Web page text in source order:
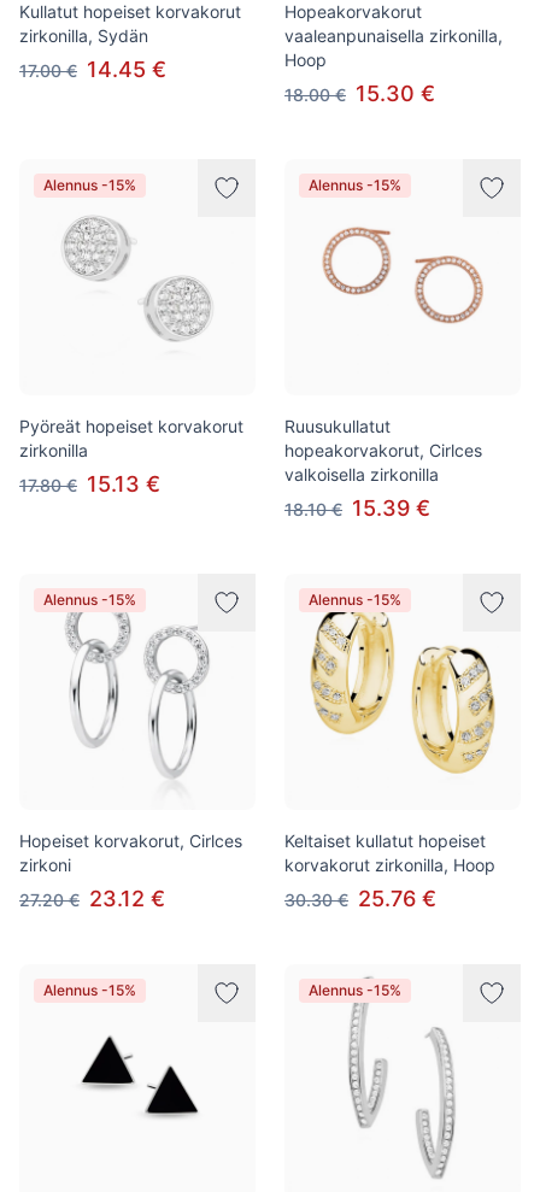
Kullatut hopeiset korvakorut
zirkonilla, Sydän
17.00 € 14.45 €
Hopeakorvakorut
vaaleanpunaisella zirkonilla,
Hoop
18.00 € 15.30 €
Alennus -15%
Pyöreät hopeiset korvakorut
zirkonilla
17.80 € 15.13 €
Alennus -15%
Ruusukullatut
hopeakorvakorut, Cirlces
valkoisella zirkonilla
18.10 € 15.39 €
Alennus -15%
Hopeiset korvakorut, Cirlces
zirkoni
27.20 € 23.12 €
Alennus -15%
Keltaiset kullatut hopeiset
korvakorut zirkonilla, Hoop
30.30 € 25.76 €
Alennus -15% Alennus -15%